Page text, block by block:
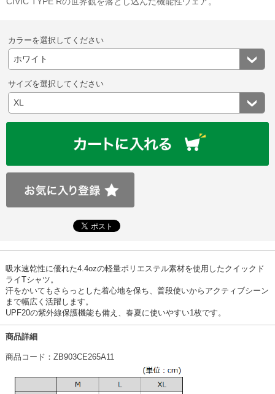
カラーを選択してください
サイズを選択してください
吸水速乾性に優れた4.4ozの軽量ポリエステル素材を使用したクイックド
ライTシャツ。
汗をかいてもさらっとした着心地を保ち、普段使いからアクティブシーン
まで幅広く活躍します。
UPF20の紫外線保護機能も備え、春夏に使いやすい1枚です。
商品詳細
商品コード：ZB903CE265A11